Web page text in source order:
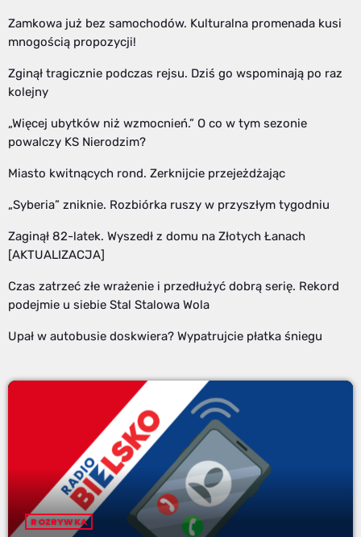
Zamkowa już bez samochodów. Kulturalna promenada kusi
mnogością propozycji!
Zginął tragicznie podczas rejsu. Dziś go wspominają po raz
kolejny
„Więcej ubytków niż wzmocnień.” O co w tym sezonie
powalczy KS Nierodzim?
Miasto kwitnących rond. Zerknijcie przejeżdżając
„Syberia” zniknie. Rozbiórka ruszy w przyszłym tygodniu
Zaginął 82-latek. Wyszedł z domu na Złotych Łanach
[AKTUALIZACJA]
Czas zatrzeć złe wrażenie i przedłużyć dobrą serię. Rekord
podejmie u siebie Stal Stalowa Wola
Upał w autobusie doskwiera? Wypatrujcie płatka śniegu
ROZRYWKA